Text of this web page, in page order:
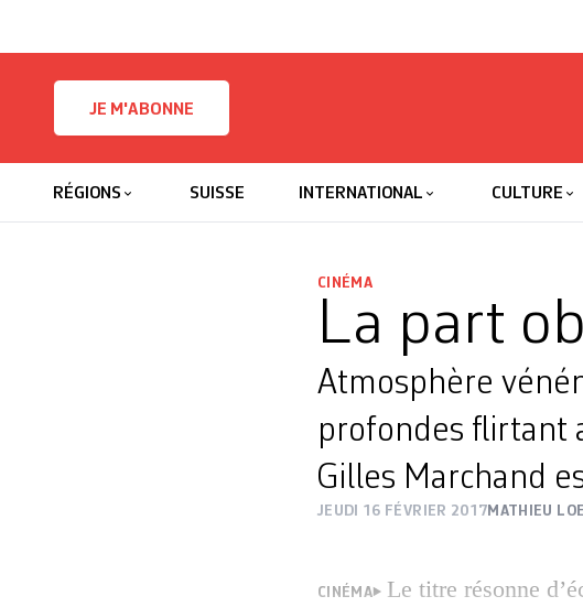
JE M'ABONNE
RÉGIONS SUISSE INTERNATIONAL CULTURE
CINÉMA
La part
Atmosphère
profondes flirtant
Gilles Marchand
JEUDI 16 FÉVRIER 2017 MATHIEU
CINÉMA
Le titre résonne